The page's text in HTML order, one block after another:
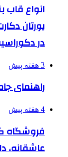
انواع قاب
یورتان
در
3 هفته پیش
راهنمای
4 هفته پیش
عاشقانه،